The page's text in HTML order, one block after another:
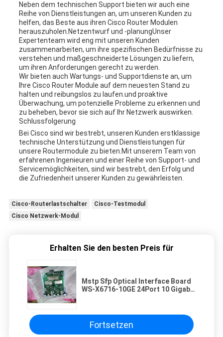
Neben dem technischen Support bieten wir auch eine
Reihe von Dienstleistungen an, um unseren Kunden zu
helfen, das Beste aus ihren Cisco Router Modulen
herauszuholen.Netzentwurf und -planungUnser
Expertenteam wird eng mit unseren Kunden
zusammenarbeiten, um ihre spezifischen Bedürfnisse zu
verstehen und maßgeschneiderte Lösungen zu liefern,
um ihren Anforderungen gerecht zu werden.
Wir bieten auch Wartungs- und Supportdienste an, um
Ihre Cisco Router Module auf dem neuesten Stand zu
halten und reibungslos zu laufen.und proaktive
Überwachung, um potenzielle Probleme zu erkennen und
zu beheben, bevor sie sich auf Ihr Netzwerk auswirken.
Schlussfolgerung
Bei Cisco sind wir bestrebt, unseren Kunden erstklassige
technische Unterstützung und Dienstleistungen für
unsere Routermodule zu bieten.Mit unserem Team von
erfahrenen Ingenieuren und einer Reihe von Support- und
Servicemöglichkeiten, sind wir bestrebt, den Erfolg und
die Zufriedenheit unserer Kunden zu gewährleisten.
Cisco-Routerlastschalter
Cisco-Testmodul
Cisco Netzwerk-Modul
Erhalten Sie den besten Preis für
Mstp Sfp Optical Interface Board
WS-X6716-10GE 24Port 10 Gigabit
Fortsetzen